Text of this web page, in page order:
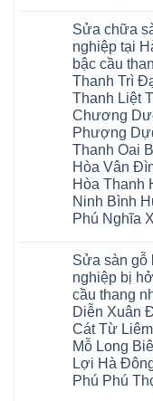
Thanh
Xuân
Kim
Động
Văn
Giang
Cầu
Giấy
Văn
Lâm
tphcm
Khoái
Châu
Trì
Thanh
Xuân
Đoan
Hùng
Thanh
Ba
Giấy
Hạ
Hòa
Cẩm
Khê
Tây
Hồ
Yên
Lập
Thanh
Ninh
hưng
yên
Lâm
Thao
Tam
Nông
hải
phòng
Thanh
Thủy
Hoài
Đức
Bình
Dương
Thủ
Đức
Thanh
Xuân
Thái
Nguyên
Phú
Thọ
Bắc
Giang
Long
Biên
Hải
Dương
Bắc
Ninh
Gia
Lâm
Nam
Hà
Nội
Hưng
Yên
Đông
Anh
nhựa
giả
gỗ
cong
vênh
Sửa
mặt
bậc
cầu
thang
nhựa
sửa
cửa
nhựa
composite
hoài
đức
đan
thanh
ứng
hòa
long
biên
sài
gòn
đông
anh
sóc
sơn
bình
luận
ở
Sửa
chữa
sàn
bị
phồng
tại
Hà
Sửa
sàn
gỗ
công
nghiệp
Nội
Sửa
sàn
nhựa
giả
gỗ
Sửa
mặt
bậc
cầu
thang
nhựa
Sửa chữa
nghiệp tại
bậc cầu
Thanh Trì
Thanh Liệt
Chương
Phượng
Thanh Oai
Hòa Vân
Hòa Thanh
Ninh Bình
Phú Nghĩa
bình
luận
ở
Sửa
chữa
sàn
gỗ
tại
Hà
Nội
Sửa
Sửa sàn gỗ
nghiệp bị
cầu thang
Diễn Xuân
Cát Từ
Mỗ Long
Lợi Hà
Phú Phú